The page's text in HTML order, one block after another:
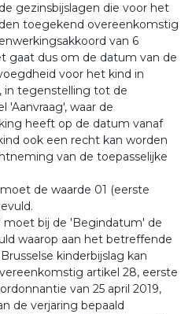
gezinsbijslagen die voor het
toegekend overeenkomstig
van 6
gaat dus om de datum van de
voor het kind in
in tegenstelling tot de
'Aanvraag', waar de
heeft op de datum vanaf
ook een recht kan worden
van de toepasselijke
de waarde 01 (eerste
moet bij de 'Begindatum' de
waarop aan het betreffende
kinderbijslag kan
artikel 28, eerste
van 25 april 2019,
de verjaring bepaald